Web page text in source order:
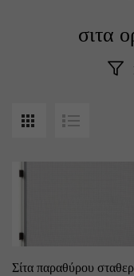
σιτα
Σίτα παραθύρου